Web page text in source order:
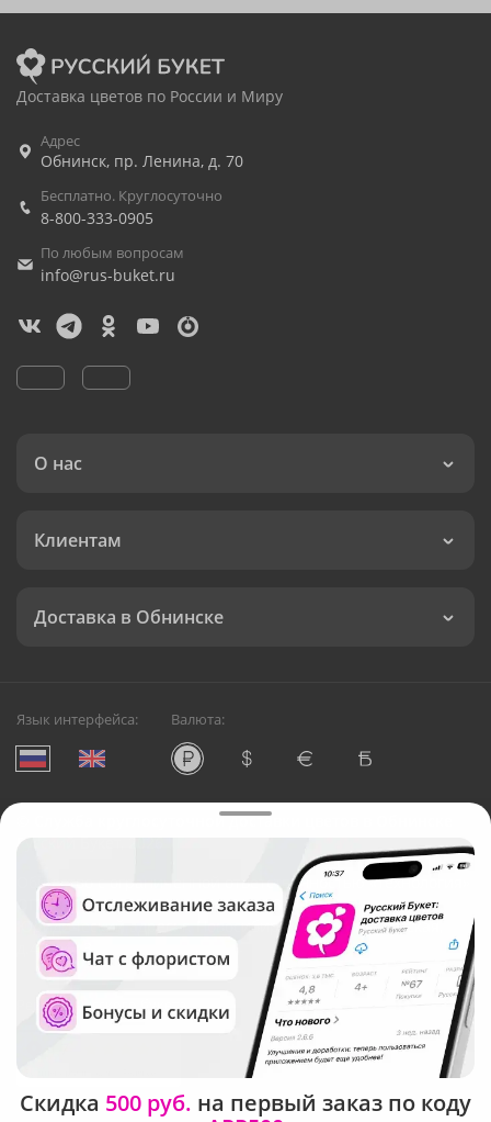
Доставка цветов по России и Миру
Адрес
Обнинск, пр. Ленина, д. 70
Бесплатно. Круглосуточно
8-800-333-0905
По любым вопросам
info@rus-buket.ru
О нас
Клиентам
Доставка в Обнинске
Язык интерфейса: Валюта:
Служба круглосуточной доставки цветов в Обнинске
Русский Букет, 2026
Общество с ограниченной ответственностью «Технология»
ОГРН: 1195476081745, ИНН: 5410081997
Юридический адрес: г. Новосибирск, ул. Ипподромская,
д.42, оф. 3
Рейтинг Русского букета
Скидка 500 руб. на первый заказ по коду